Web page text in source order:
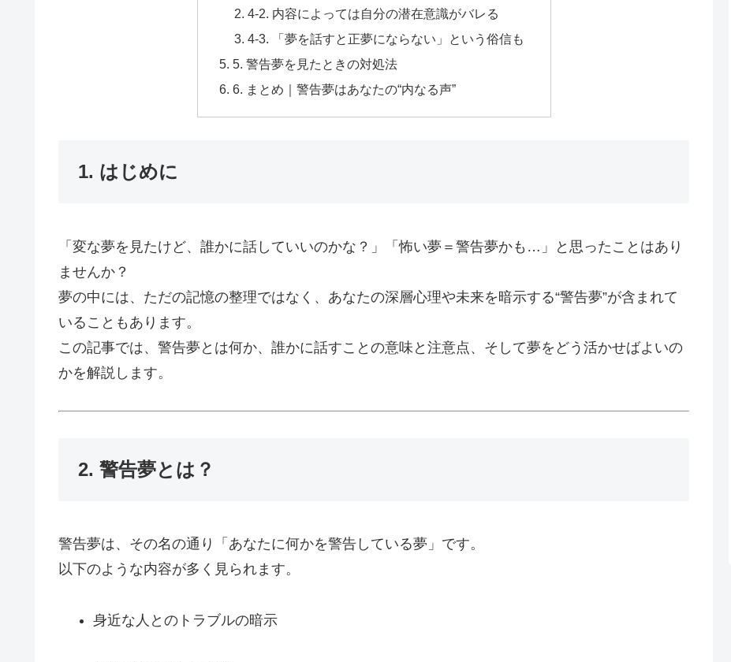
4-2. 内容によっては自分の潜在意識がバレる
4-3. 「夢を話すと正夢にならない」という俗信も
5. 警告夢を見たときの対処法
6. まとめ｜警告夢はあなたの“内なる声”
1. はじめに
「変な夢を見たけど、誰かに話していいのかな？」「怖い夢＝警告夢かも…」と思ったことはあり
ませんか？
夢の中には、ただの記憶の整理ではなく、あなたの深層心理や未来を暗示する“警告夢”が含まれて
いることもあります。
この記事では、警告夢とは何か、誰かに話すことの意味と注意点、そして夢をどう活かせばよいの
かを解説します。
2. 警告夢とは？
警告夢は、その名の通り「あなたに何かを警告している夢」です。
以下のような内容が多く見られます。
身近な人とのトラブルの暗示